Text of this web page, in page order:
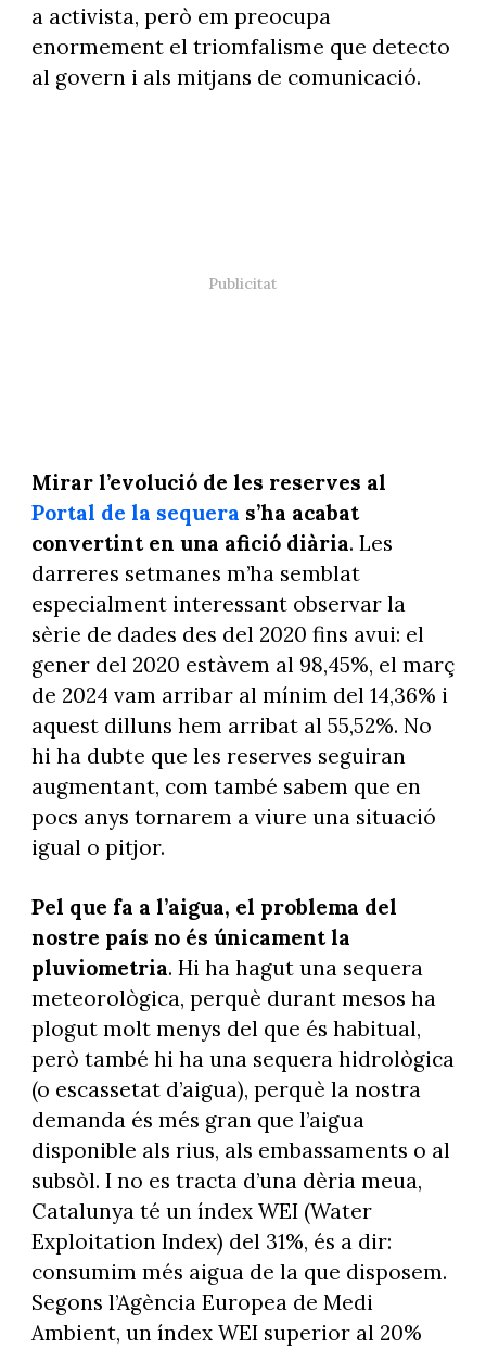
a activista, però em preocupa
enormement el triomfalisme que detecto
al govern i als mitjans de comunicació.
Mirar l’evolució de les reserves al
Portal de la sequera s’ha acabat
convertint en una afició diària. Les
darreres setmanes m’ha semblat
especialment interessant observar la
sèrie de dades des del 2020 fins avui: el
gener del 2020 estàvem al 98,45%, el març
de 2024 vam arribar al mínim del 14,36% i
aquest dilluns hem arribat al 55,52%. No
hi ha dubte que les reserves seguiran
augmentant, com també sabem que en
pocs anys tornarem a viure una situació
igual o pitjor.
Pel que fa a l’aigua, el problema del
nostre país no és únicament la
pluviometria. Hi ha hagut una sequera
meteorològica, perquè durant mesos ha
plogut molt menys del que és habitual,
però també hi ha una sequera hidrològica
(o escassetat d’aigua), perquè la nostra
demanda és més gran que l’aigua
disponible als rius, als embassaments o al
subsòl. I no es tracta d’una dèria meua,
Catalunya té un índex WEI (Water
Exploitation Index) del 31%, és a dir:
consumim més aigua de la que disposem.
Segons l’Agència Europea de Medi
Ambient, un índex WEI superior al 20%